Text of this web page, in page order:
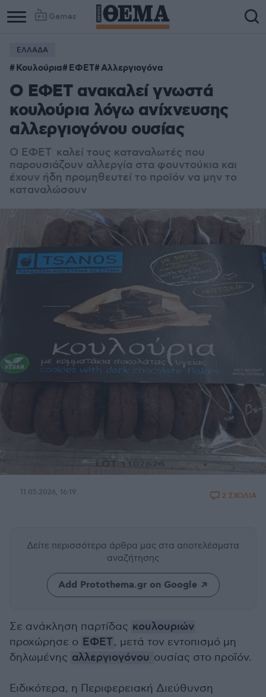
Games
ΕΛΛΑΔΑ
Κουλούρια ΕΦΕΤ Αλλεργιογόνα
Ο ΕΦΕΤ ανακαλεί γνωστά
κουλούρια λόγω ανίχνευσης
αλλεργιογόνου ουσίας
Ο ΕΦΕΤ καλεί τους καταναλωτές που
παρουσιάζουν αλλεργία στα φουντούκια και
έχουν ήδη προμηθευτεί το προϊόν να μην το
καταναλώσουν
11.05.2026, 16:19 2 ΣΧΟΛΙΑ
Δείτε περισσότερα άρθρα μας στα αποτελέσματα
αναζήτησης
Add Protothema.gr on Google
Σε ανάκληση παρτίδας κουλουριών
προχώρησε ο ΕΦΕΤ, μετά τον εντοπισμό μη
δηλωμένης αλλεργιογόνου ουσίας στο προϊόν.
Ειδικότερα, η Περιφερειακή Διεύθυνση